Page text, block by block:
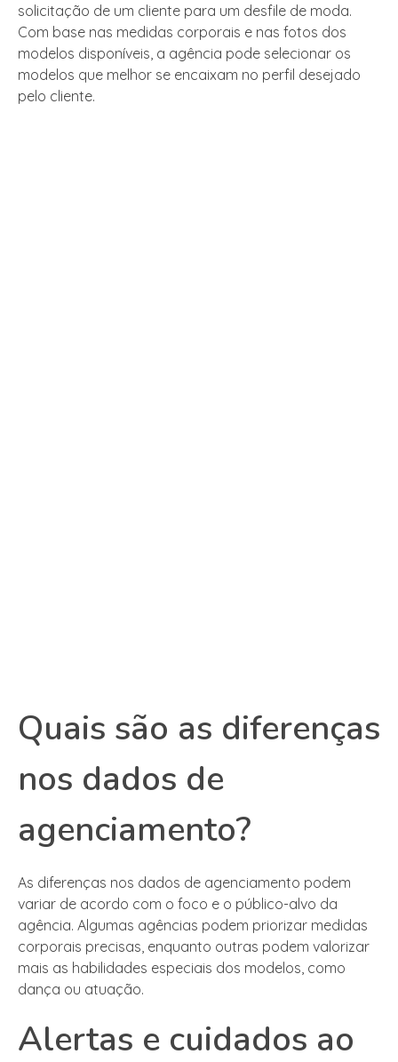
solicitação de um cliente para um desfile de moda.
Com base nas medidas corporais e nas fotos dos
modelos disponíveis, a agência pode selecionar os
modelos que melhor se encaixam no perfil desejado
pelo cliente.
Quais são as diferenças
nos dados de
agenciamento?
As diferenças nos dados de agenciamento podem
variar de acordo com o foco e o público-alvo da
agência. Algumas agências podem priorizar medidas
corporais precisas, enquanto outras podem valorizar
mais as habilidades especiais dos modelos, como
dança ou atuação.
Alertas e cuidados ao